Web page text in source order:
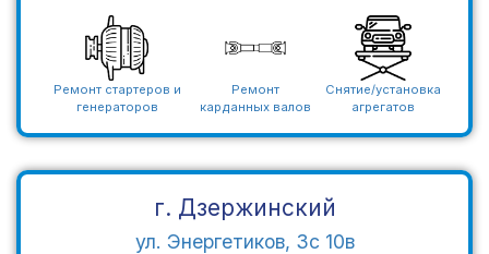
Ремонт стартеров и
генераторов
Ремонт
карданных валов
Снятие/установка
агрегатов
г. Дзержинский
ул. Энергетиков, 3с 10в